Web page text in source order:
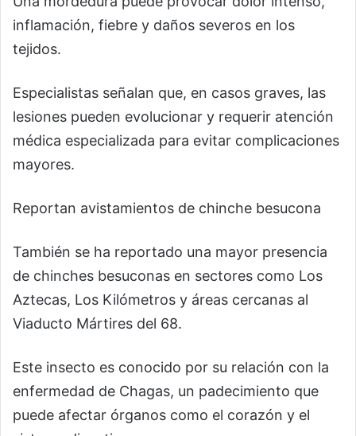
inflamación, fiebre y daños severos en los
tejidos.
Especialistas señalan que, en casos graves, las
lesiones pueden evolucionar y requerir atención
médica especializada para evitar complicaciones
mayores.
Reportan avistamientos de chinche besucona
También se ha reportado una mayor presencia
de chinches besuconas en sectores como Los
Aztecas, Los Kilómetros y áreas cercanas al
Viaducto Mártires del 68.
Este insecto es conocido por su relación con la
enfermedad de Chagas, un padecimiento que
puede afectar órganos como el corazón y el